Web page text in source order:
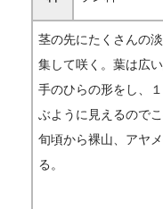
茎の先にたくさんの
集して咲く。葉は広
手のひらの形をし、
ぶように見えるので
旬頃から裸山、アヤ
る。